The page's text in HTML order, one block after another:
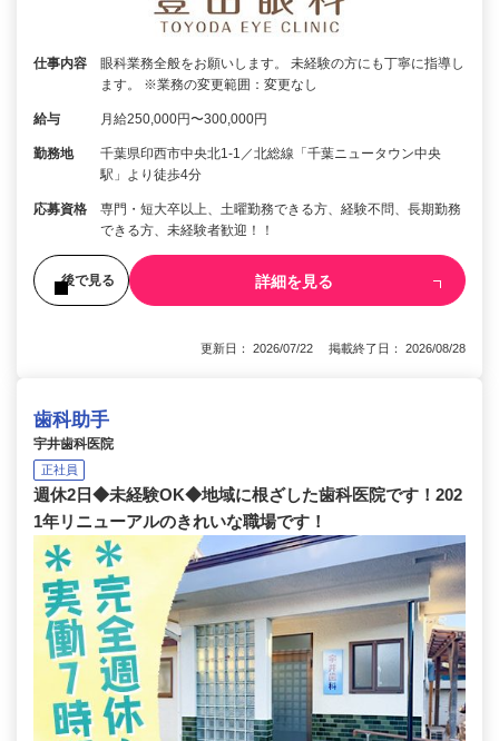
仕事内容
眼科業務全般をお願いします。 未経験の方にも丁寧に指導し
ます。 ※業務の変更範囲：変更なし
給与 月給250,000円〜300,000円
勤務地
千葉県印西市中央北1-1／北総線「千葉ニュータウン中央
駅」より徒歩4分
応募資格
専門・短大卒以上、土曜勤務できる方、経験不問、長期勤務
できる方、未経験者歓迎！！
後で見る 詳細を見る
更新日： 2026/07/22 掲載終了日： 2026/08/28
歯科助手
宇井歯科医院
正社員
週休2日◆未経験OK◆地域に根ざした歯科医院です！202
1年リニューアルのきれいな職場です！